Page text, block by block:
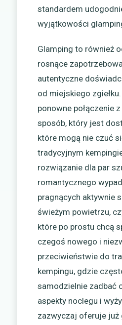
standardem
wyjątkowości
Glamping to również
rosnące
autentyczne
od miejskiego
ponowne połączenie
sposób, który jest
które mogą nie czuć
tradycyjnym
rozwiązanie dla par
romantycznego
pragnących aktywnie
świeżym powietrzu,
które po prostu chcą
czegoś nowego i
przeciwieństwie do
kempingu, gdzie
samodzielnie zadbać
aspekty noclegu i
zazwyczaj oferuje już